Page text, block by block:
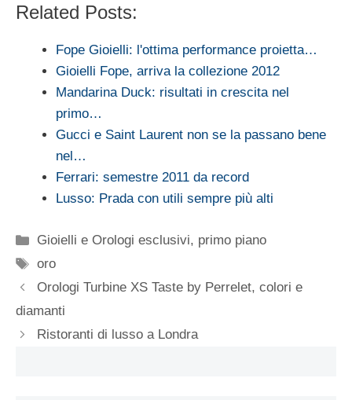
Related Posts:
Fope Gioielli: l'ottima performance proietta…
Gioielli Fope, arriva la collezione 2012
Mandarina Duck: risultati in crescita nel
primo…
Gucci e Saint Laurent non se la passano bene
nel…
Ferrari: semestre 2011 da record
Lusso: Prada con utili sempre più alti
Categorie
Gioielli e Orologi esclusivi, primo piano
Tag
oro
Orologi Turbine XS Taste by Perrelet, colori e
diamanti
Ristoranti di lusso a Londra